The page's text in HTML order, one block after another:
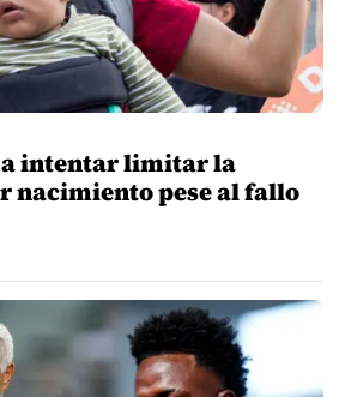
intentar limitar la
nacimiento pese al fallo